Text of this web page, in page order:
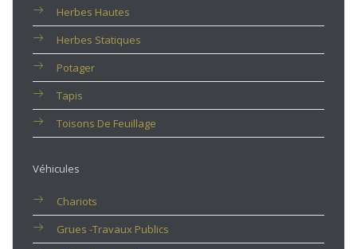
Herbes Hautes
Herbes Statiques
Potager
Tapis
Toisons De Feuillage
Véhicules
Chariots
Grues -travaux Publics